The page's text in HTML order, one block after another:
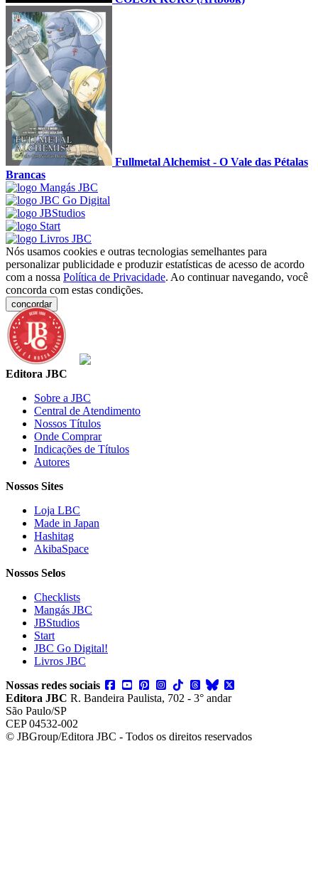
Fullmetal Alchemist - O Vale das Pétalas
Brancas
Nós usamos cookies e outras tecnologias semelhantes para
personalizar publicidade e produzir estatísticas de acesso de acordo
com a nossa Política de Privacidade. Ao continuar navegando, você
concorda com estas condições.
concordar
Editora JBC
Sobre a JBC
Central de Atendimento
Nossos Títulos
Onde Comprar
Indicações de Títulos
Autores
Nossos Sites
Loja LBC
Made in Japan
Hashitag
AkibaSpace
Nossos Selos
Checklists
Mangás JBC
JBStudios
Start
JBC Go Digital!
Livros JBC
Nossas redes sociais
Editora JBC R. Bandeira Paulista, 702 - 3° andar
São Paulo/SP
CEP 04532-002
© JBGroup/Editora JBC - Todos os direitos reservados